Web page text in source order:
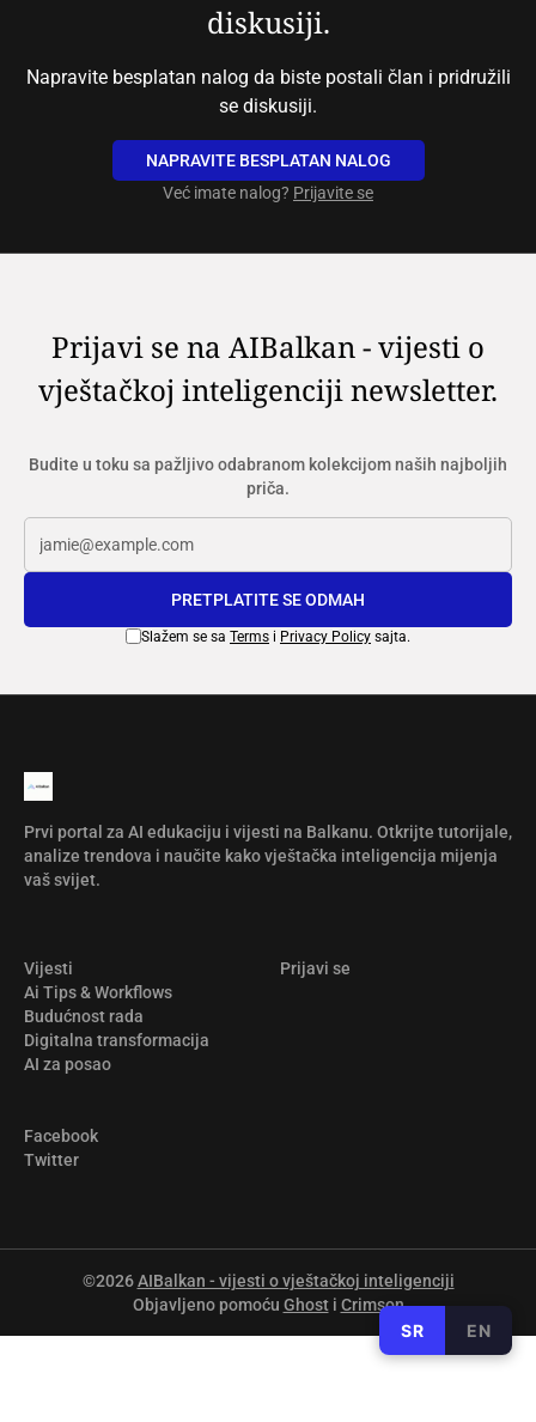
diskusiji.
Napravite besplatan nalog da biste postali član i pridružili
se diskusiji.
NAPRAVITE BESPLATAN NALOG
Već imate nalog? Prijavite se
Prijavi se na AIBalkan - vijesti o
vještačkoj inteligenciji newsletter.
Budite u toku sa pažljivo odabranom kolekcijom naših najboljih
priča.
PRETPLATITE SE ODMAH
Slažem se sa Terms i Privacy Policy sajta.
Prvi portal za AI edukaciju i vijesti na Balkanu. Otkrijte tutorijale,
analize trendova i naučite kako vještačka inteligencija mijenja
vaš svijet.
Vijesti
Ai Tips & Workflows
Budućnost rada
Digitalna transformacija
AI za posao
Prijavi se
Facebook
Twitter
©2026AIBalkan - vijesti o vještačkoj inteligenciji
Objavljeno pomoću Ghosti Crimson
SR EN